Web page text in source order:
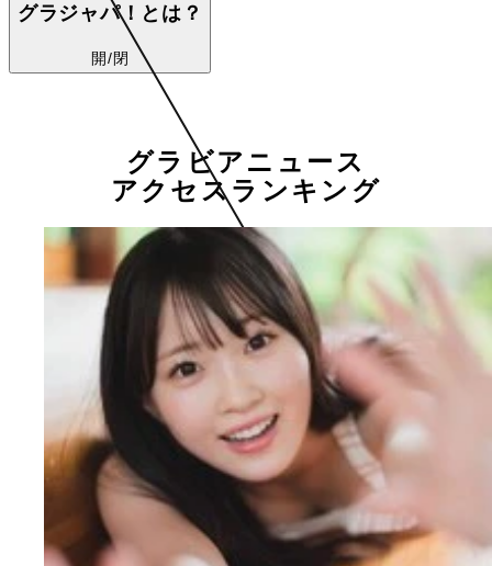
グラジャパ！とは？
開/閉
グラビアニュース
アクセスランキング